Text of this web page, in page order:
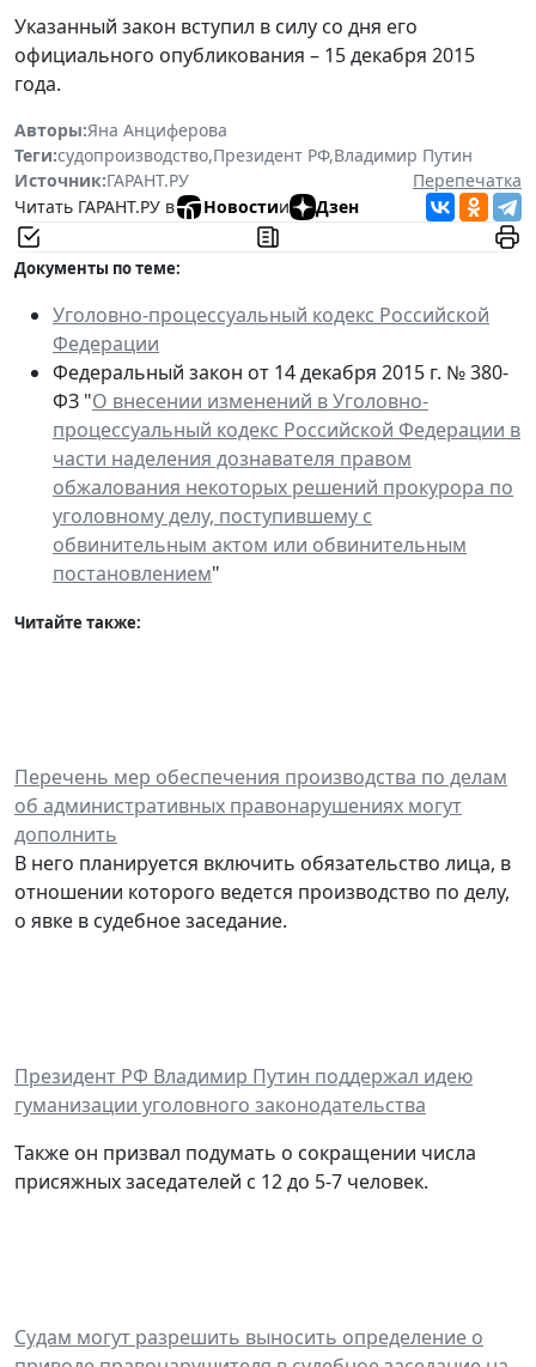
Указанный закон вступил в силу со дня его
официального опубликования – 15 декабря 2015
года.
Авторы:Яна Анциферова
Теги:судопроизводство,Президент РФ,Владимир Путин
Источник:ГАРАНТ.РУ
Перепечатка
Читать ГАРАНТ.РУ в
Новостии Дзен
Документы по теме:
Уголовно-процессуальный кодекс Российской
Федерации
Федеральный закон от 14 декабря 2015 г. № 380-
ФЗ "О внесении изменений в Уголовно-
процессуальный кодекс Российской Федерации в
части наделения дознавателя правом
обжалования некоторых решений прокурора по
уголовному делу, поступившему с
обвинительным актом или обвинительным
постановлением"
Читайте также:
Перечень мер обеспечения производства по делам
об административных правонарушениях могут
дополнить
В него планируется включить обязательство лица, в
отношении которого ведется производство по делу,
о явке в судебное заседание.
Президент РФ Владимир Путин поддержал идею
гуманизации уголовного законодательства
Также он призвал подумать о сокращении числа
присяжных заседателей с 12 до 5-7 человек.
Судам могут разрешить выносить определение о